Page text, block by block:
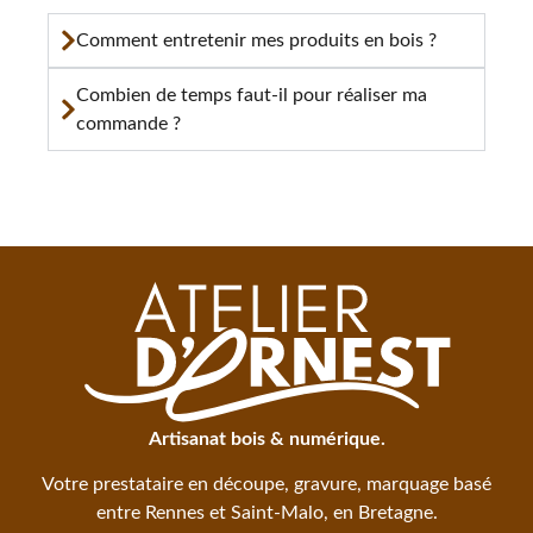
Comment entretenir mes produits en bois ?
Combien de temps faut-il pour réaliser ma
commande ?
Artisanat bois & numérique.
Votre prestataire en découpe, gravure, marquage basé
entre Rennes et Saint-Malo, en Bretagne.